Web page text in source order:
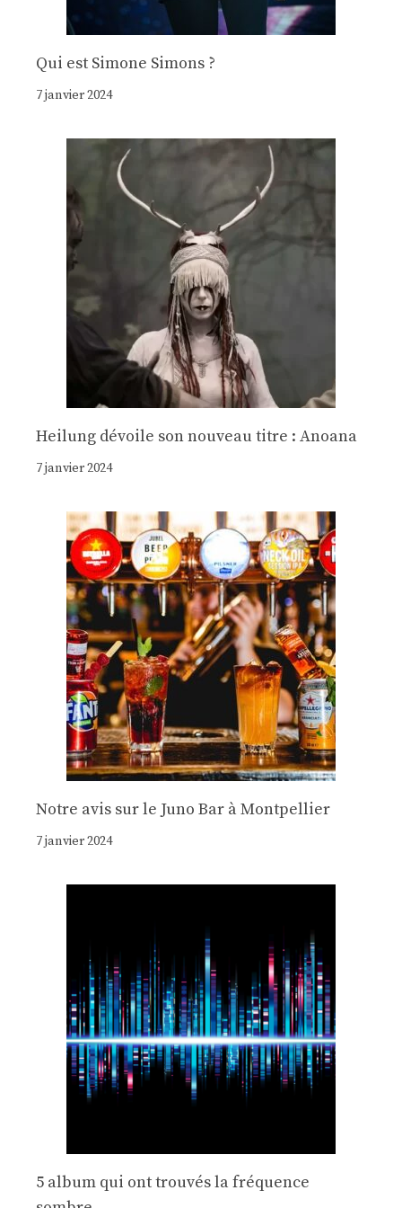
Qui est Simone Simons ?
7 janvier 2024
Heilung dévoile son nouveau titre : Anoana
7 janvier 2024
Notre avis sur le Juno Bar à Montpellier
7 janvier 2024
5 album qui ont trouvés la fréquence